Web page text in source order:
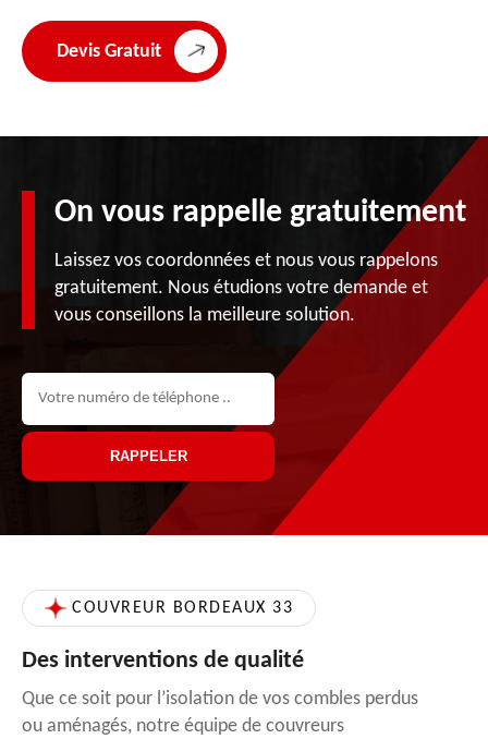
Devis Gratuit
On vous rappelle gratuitement
Laissez vos coordonnées et nous vous rappelons
gratuitement. Nous étudions votre demande et
vous conseillons la meilleure solution.
COUVREUR BORDEAUX 33
Des interventions de qualité
Que ce soit pour l’isolation de vos combles perdus
ou aménagés, notre équipe de couvreurs